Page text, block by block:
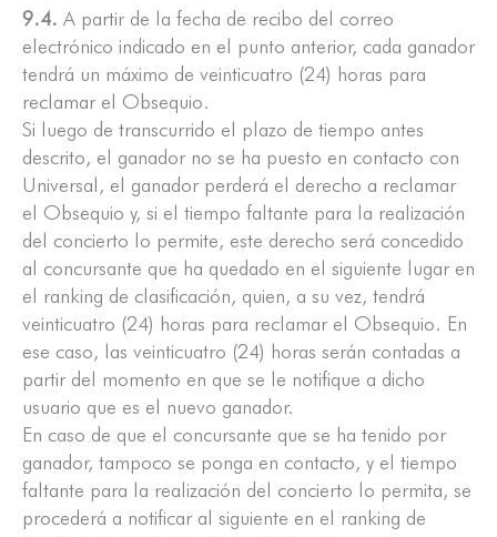
9.4. A partir de la fecha de recibo del correo
electrónico indicado en el punto anterior, cada ganador
tendrá un máximo de veinticuatro (24) horas para
reclamar el Obsequio.
Si luego de transcurrido el plazo de tiempo antes
descrito, el ganador no se ha puesto en contacto con
Universal, el ganador perderá el derecho a reclamar
el Obsequio y, si el tiempo faltante para la realización
del concierto lo permite, este derecho será concedido
al concursante que ha quedado en el siguiente lugar en
el ranking de clasificación, quien, a su vez, tendrá
veinticuatro (24) horas para reclamar el Obsequio. En
ese caso, las veinticuatro (24) horas serán contadas a
partir del momento en que se le notifique a dicho
usuario que es el nuevo ganador.
En caso de que el concursante que se ha tenido por
ganador, tampoco se ponga en contacto, y el tiempo
faltante para la realización del concierto lo permita, se
procederá a notificar al siguiente en el ranking de